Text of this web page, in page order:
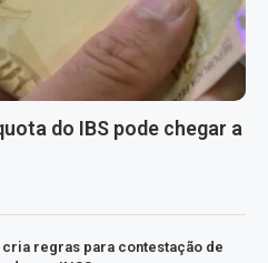
do IBS pode chegar a
regras para contestação de